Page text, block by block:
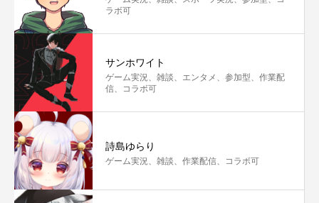
ラボ可
サンホワイト
ゲーム実況、雑談、エンタメ、参加型、作業配
信、コラボ可
詩島ゆらり
ゲーム実況、雑談、作業配信、コラボ可